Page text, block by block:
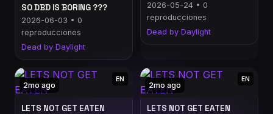
SO DBD IS BORING ???
2026-06-03 • 0
reproducciones
Dead by Daylight
2026-05-24 • 0
reproducciones
Dead by Daylight
2mo ago
EN
LETS NOT GET EATEN
2mo ago
EN
LETS NOT GET EATEN